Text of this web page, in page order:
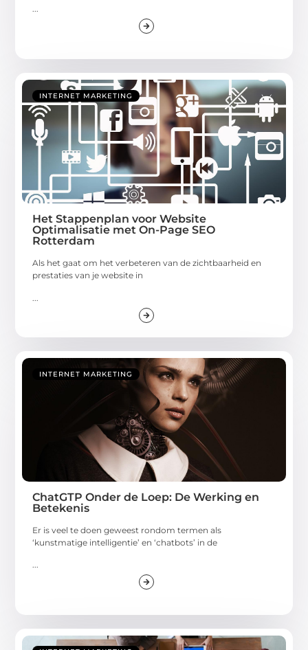
...
INTERNET MARKETING
Het Stappenplan voor Website
Optimalisatie met On-Page SEO
Rotterdam
Als het gaat om het verbeteren van de zichtbaarheid en
prestaties van je website in
INTERNET MARKETING
ChatGTP Onder de Loep: De Werking en
Betekenis
Er is veel te doen geweest rondom termen als
‘kunstmatige intelligentie’ en ‘chatbots’ in de
...